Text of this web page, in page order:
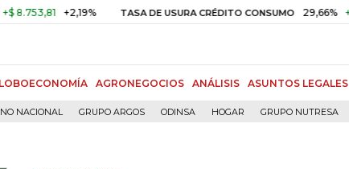
+2,19% TASA DE USURA CRÉDITO CONSUMO 29,66% +0,87%
AGRONEGOCIOS ANÁLISIS ASUNTOS LEGALES
NACIONAL GRUPO ARGOS ODINSA HOGAR GRUPO NUTRESA